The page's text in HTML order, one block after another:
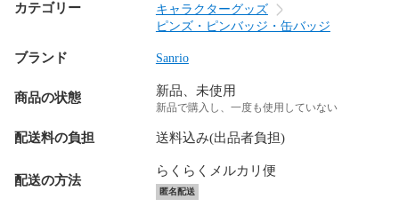
カテゴリー
キャラクターグッズ
ピンズ・ピンバッジ・缶バッジ
ブランド Sanrio
商品の状態 新品、未使用
新品で購入し、一度も使用していない
配送料の負担 送料込み(出品者負担)
配送の方法
らくらくメルカリ便
匿名配送